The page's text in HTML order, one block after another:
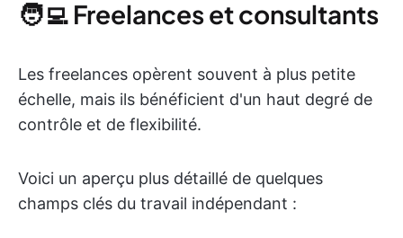
🧑‍💻 Freelances et consultants
Les freelances opèrent souvent à plus petite
échelle, mais ils bénéficient d'un haut degré de
contrôle et de flexibilité.
Voici un aperçu plus détaillé de quelques
champs clés du travail indépendant :